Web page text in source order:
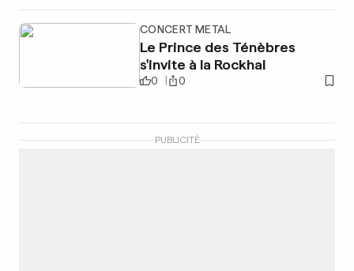
CONCERT METAL
Le Prince des Ténèbres
s'invite à la Rockhal
0 0
PUBLICITÉ